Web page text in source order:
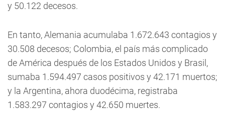
y 50.122 decesos.
En tanto, Alemania acumulaba 1.672.643 contagios y
30.508 decesos; Colombia, el país más complicado
de América después de los Estados Unidos y Brasil,
sumaba 1.594.497 casos positivos y 42.171 muertos;
y la Argentina, ahora duodécima, registraba
1.583.297 contagios y 42.650 muertes.